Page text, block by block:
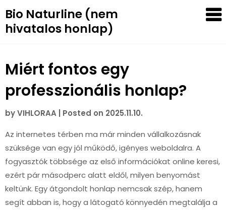
to
content
Bio Naturline (nem
hivatalos honlap)
Miért fontos egy
professzionális honlap?
byVIHLORAA Posted on 2025.11.10.
Az internetes térben ma már minden vállalkozásnak
szüksége van egy jól működő, igényes weboldalra. A
fogyasztók többsége az első információkat online keresi,
ezért pár másodperc alatt eldől, milyen benyomást
keltünk. Egy átgondolt honlap nemcsak szép, hanem
segít abban is, hogy a látogató könnyedén megtalálja a